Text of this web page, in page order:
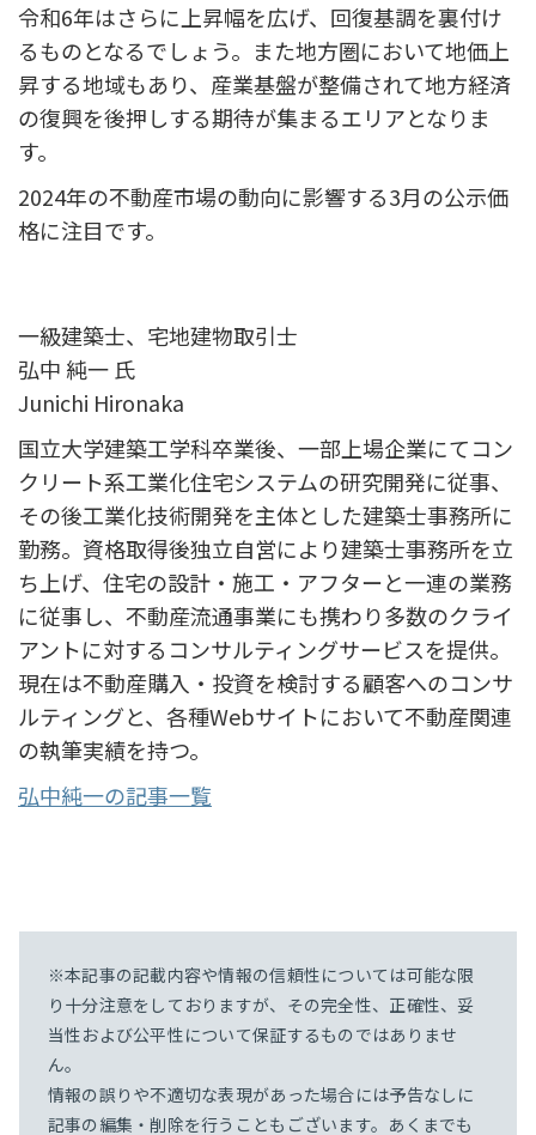
令和6年はさらに上昇幅を広げ、回復基調を裏付け
るものとなるでしょう。また地方圏において地価上
昇する地域もあり、産業基盤が整備されて地方経済
の復興を後押しする期待が集まるエリアとなりま
す。
2024年の不動産市場の動向に影響する3月の公示価
格に注目です。
一級建築士、宅地建物取引士
弘中 純一 氏
Junichi Hironaka
国立大学建築工学科卒業後、一部上場企業にてコン
クリート系工業化住宅システムの研究開発に従事、
その後工業化技術開発を主体とした建築士事務所に
勤務。資格取得後独立自営により建築士事務所を立
ち上げ、住宅の設計・施工・アフターと一連の業務
に従事し、不動産流通事業にも携わり多数のクライ
アントに対するコンサルティングサービスを提供。
現在は不動産購入・投資を検討する顧客へのコンサ
ルティングと、各種Webサイトにおいて不動産関連
の執筆実績を持つ。
弘中純一の記事一覧
※本記事の記載内容や情報の信頼性については可能な限
り十分注意をしておりますが、その完全性、正確性、妥
当性および公平性について保証するものではありませ
ん。
情報の誤りや不適切な表現があった場合には予告なしに
記事の編集・削除を行うこともございます。あくまでも